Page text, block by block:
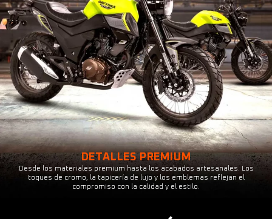
DETALLES PREMIUM
Desde los materiales premium hasta los acabados artesanales. Los
toques de cromo, la tapicería de lujo y los emblemas reflejan el
compromiso con la calidad y el estilo.